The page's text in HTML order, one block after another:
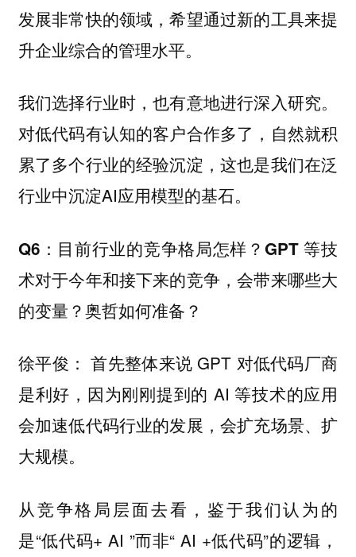
发展非常快的领域，希望通过新的工具来提
升企业综合的管理水平。
我们选择行业时，也有意地进行深入研究。
对低代码有认知的客户合作多了，自然就积
累了多个行业的经验沉淀，这也是我们在泛
行业中沉淀AI应用模型的基石。
Q6：目前行业的竞争格局怎样？GPT 等技
术对于今年和接下来的竞争，会带来哪些大
的变量？奥哲如何准备？
徐平俊： 首先整体来说 GPT 对低代码厂商
是利好，因为刚刚提到的 AI 等技术的应用
会加速低代码行业的发展，会扩充场景、扩
大规模。
从竞争格局层面去看，鉴于我们认为的
是“低代码+ AI ”而非“ AI +低代码”的逻辑，